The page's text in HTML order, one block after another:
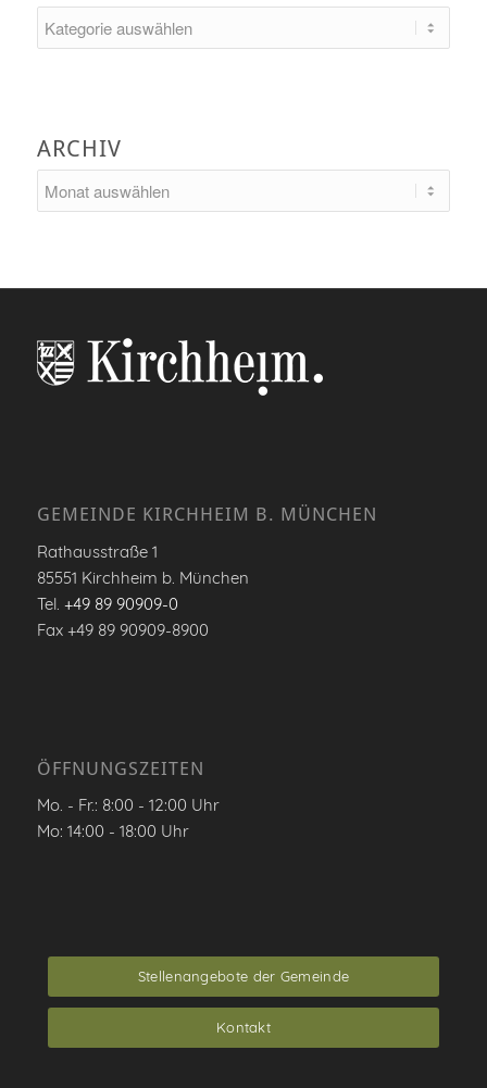
ARCHIV
GEMEINDE KIRCHHEIM B. MÜNCHEN
Rathausstraße 1
85551 Kirchheim b. München
Tel. +49 89 90909-0
Fax +49 89 90909-8900
ÖFFNUNGSZEITEN
Mo. - Fr.: 8:00 - 12:00 Uhr
Mo: 14:00 - 18:00 Uhr
Stellenangebote der Gemeinde
Kontakt